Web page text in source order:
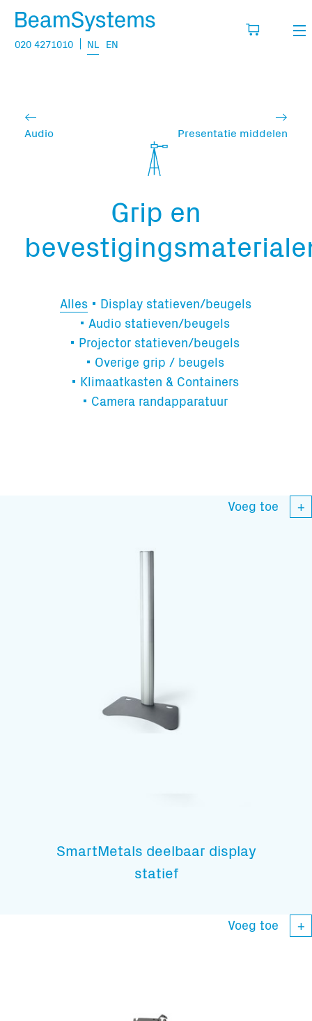
020 4271010 NL EN
Verkoop
Vacatures
Mijn wensenlijst
Vul hier de producten in die je denkt nodig
Jouw winkelmandje is leeg
Totaal volume:
0.0m3
Totaal gewicht:
0.0kg
Ga Verder
Audio Presentatie middelen
Grip en
Alles
Display statieven/beugels
Audio statieven/beugels
Projector statieven/beugels
Overige grip / beugels
Klimaatkasten & Containers
Camera randapparatuur
Voeg toe
SmartMetals deelbaar display
statief
Voeg toe